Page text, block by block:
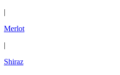
|
Merlot
|
Shiraz